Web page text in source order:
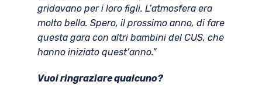
gridavano per i loro figli. L’atmosfera era
molto bella. Spero, il prossimo anno, di fare
questa gara con altri bambini del CUS, che
hanno iniziato quest’anno.”
Vuoi ringraziare qualcuno?